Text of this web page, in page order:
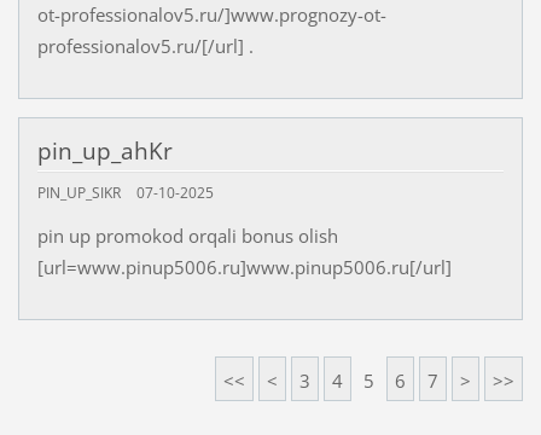
ot-professionalov5.ru/]www.prognozy-ot-
professionalov5.ru/[/url] .
pin_up_ahKr
PIN_UP_SIKR 07-10-2025
pin up promokod orqali bonus olish
[url=www.pinup5006.ru]www.pinup5006.ru[/url]
<< < 3 4 5 6 7 > >>